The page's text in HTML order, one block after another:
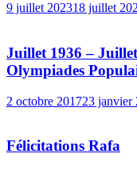
9 juillet 202318 juillet
Juillet 1936 –
Olympiades
2 octobre 201723 janvier
Félicitations Rafa